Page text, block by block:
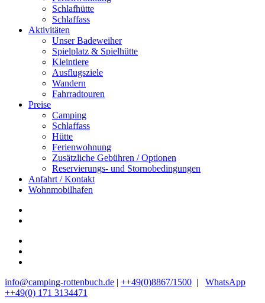
Schlafhütte
Schlaffass
Aktivitäten
Unser Badeweiher
Spielplatz & Spielhütte
Kleintiere
Ausflugsziele
Wandern
Fahrradtouren
Preise
Camping
Schlaffass
Hütte
Ferienwohnung
Zusätzliche Gebühren / Optionen
Reservierungs- und Stornobedingungen
Anfahrt / Kontakt
Wohnmobilhafen
info@camping-rottenbuch.de | ++49(0)8867/1500 | WhatsApp
++49(0) 171 3134471